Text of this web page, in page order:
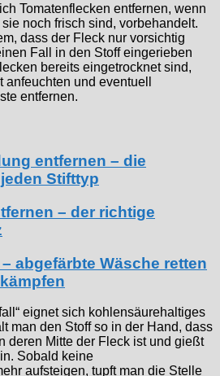
Tomatenflecken entfernen, wenn
noch frisch sind, vorbehandelt.
dass der Fleck nur vorsichtig
Fall in den Stoff eingerieben
bereits eingetrocknet sind,
und eventuell
entfernen.
entfernen – die
Stifttyp
– der richtige
abgefärbte Wäsche retten
eignet sich kohlensäurehaltiges
man den Stoff so in der Hand, dass
deren Mitte der Fleck ist und gießt
Sobald keine
aufsteigen, tupft man die Stelle